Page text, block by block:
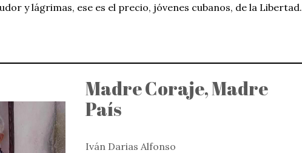
y lágrimas, ese es el precio, jóvenes cubanos, de la Libertad.
Madre Coraje, Madre
País
Iván Darias Alfonso